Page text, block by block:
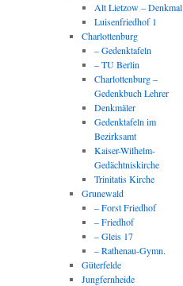
Alt Lietzow – Denkmal
Luisenfriedhof 1
Charlottenburg
– Gedenktafeln
– TU Berlin
Charlottenburg –
Gedenkbuch Lehrer
Denkmäler
Gedenktafeln im
Bezirksamt
Kaiser-Wilhelm-
Gedächtniskirche
Trinitatis Kirche
Grunewald
– Forst Friedhof
– Friedhof
– Gleis 17
– Rathenau-Gymn.
Güterfelde
Jungfernheide